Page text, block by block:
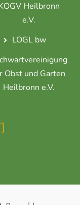
Heilbronn
e.V.
LOGL bw
Obst und Garten
Heilbronn e.V.